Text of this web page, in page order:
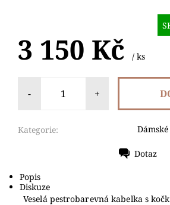
3 150 Kč / ks
- +
Kategorie:
Dotaz
Popis
Diskuze
Veselá pestrobarevná kabelka s